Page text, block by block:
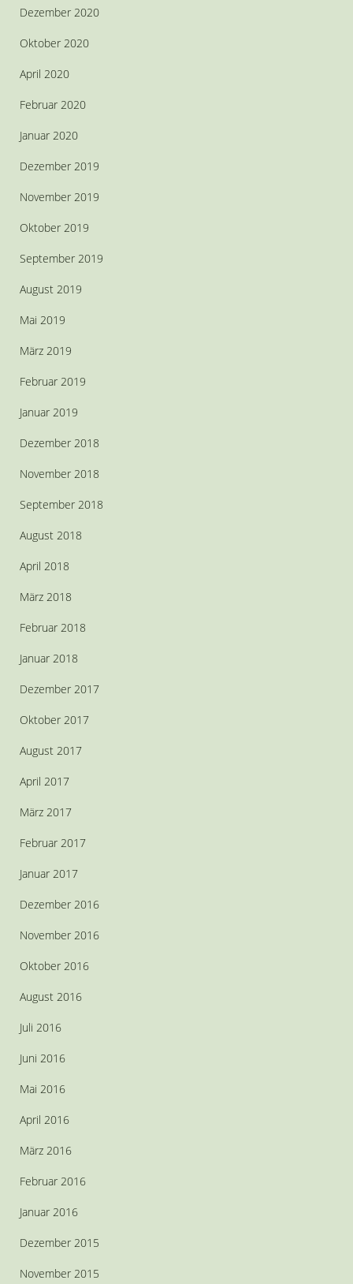
Dezember 2020
Oktober 2020
April 2020
Februar 2020
Januar 2020
Dezember 2019
November 2019
Oktober 2019
September 2019
August 2019
Mai 2019
März 2019
Februar 2019
Januar 2019
Dezember 2018
November 2018
September 2018
August 2018
April 2018
März 2018
Februar 2018
Januar 2018
Dezember 2017
Oktober 2017
August 2017
April 2017
März 2017
Februar 2017
Januar 2017
Dezember 2016
November 2016
Oktober 2016
August 2016
Juli 2016
Juni 2016
Mai 2016
April 2016
März 2016
Februar 2016
Januar 2016
Dezember 2015
November 2015